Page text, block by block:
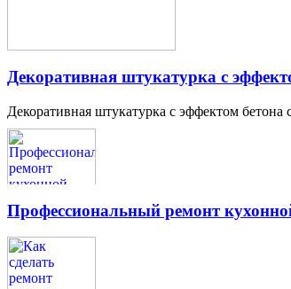
Декоративная штукатурка с
Декоративная штукатурка с эффектом бетона
Профессиональный ремонт